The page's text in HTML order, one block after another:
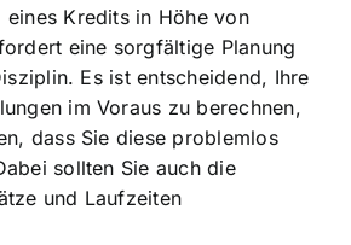
eines Kredits in Höhe von
eine sorgfältige Planung
Es ist entscheidend, Ihre
im Voraus zu berechnen,
dass Sie diese problemlos
sollten Sie auch die
und Laufzeiten